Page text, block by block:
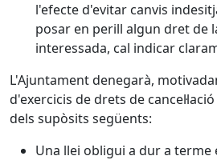
l'efecte d'evitar canvis
posar en perill algun dret de
interessada, cal indicar
L'Ajuntament denegarà,
d'exercicis de drets de
dels supòsits següents:
Una llei obligui a dur a terme